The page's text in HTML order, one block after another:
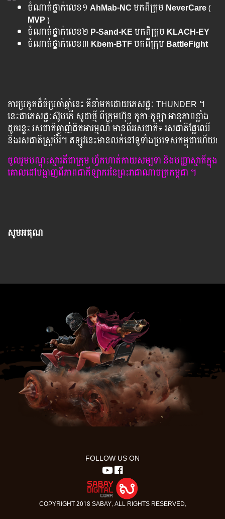
ចំណាត់ថ្នាក់លេខ១AhMab-NCមកពីក្រុម NeverCare(
MVP)
ចំណាត់ថ្នាក់លេខ២ P-Sand-KEមកពីក្រុម KLACH-EY
ចំណាត់ថ្នាក់លេខ៣ Kbem-BTFមកពីក្រុម BattleFight
​ការ​ប្រកួត​ដ៏​ធំ​ប្រចាំ​ឆ្នាំ​នេះ​ ​គឺ​នាំ​មក​ដោយ​ភេសជ្ជៈ​ THUNDER ​។
នេះ​ជា​ភេសជ្ជៈស៊ូបភើ សូដាថ្មី ពី​ក្រុមហ៊ុន ​កូកា-កូឡា ​អានុភាព​ខ្លាំង​
ដូចរន្ទះ ​រសជាតិ​ឆ្ងាញ់​ដិត​អារម្មណ៍​ មាន​ពីរ​រសជាតិ៖ រស​ជាតិ​ផ្លែ​ឈើ
និង​រសជាតិ​ស្រ្តបឺរី។ ​ឥឡូវនេះ​មានលក់នៅទូទាំងប្រទេសកម្ពុជាហើយ!​
ចូលរួមបណ្ដុះស្មារតីជាក្រុម ហ្វឹកហាត់កាយសម្បទា និងបញ្ញាស្មាតីក្នុង
គោលដៅបង្ហាញពីភាពជាកីឡាករនៃព្រះរាជាណាចក្រកម្ពុជា ។
សូមអគុណ
FOLLOW US ON
COPYRIGHT 2018 SABAY. ALL RIGHTS RESERVED.